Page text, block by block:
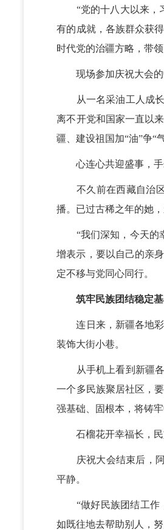
“党的十八大以来，习
有的成就，各族群众获
时代党的治疆方略，带
现场参加庆祝大会的
从一名采油工人成长
离不开党和国家一直以
疆、建设祖国加“油”争“气
心连心共迎盛事，手
不久前在西藏自治区
播。已过古稀之年的她
“我们深知，今天的幸
增表示，要以自己的亲
定不移与党同心同行。
筑牢民族团结稳定
连日来，新疆各地彩
装饰大街小巷。
从手机上看到新疆各
一个多民族聚居社区，
强基础、固根本，将铸
石榴花开幸福长，民
庆祝大会结束后，阿
平静。
“做好民族团结工作，
如既往地去帮助别人，